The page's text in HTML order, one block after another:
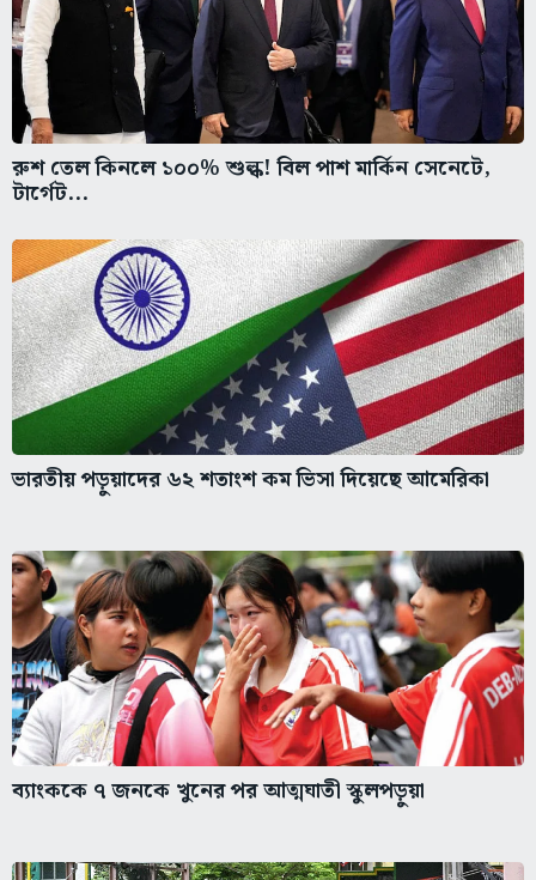
রুশ তেল কিনলে ১০০% শুল্ক! বিল পাশ মার্কিন সেনেটে,
টার্গেট...
ভারতীয় পড়ুয়াদের ৬২ শতাংশ কম ভিসা দিয়েছে আমেরিকা
ব্যাংককে ৭ জনকে খুনের পর আত্মঘাতী স্কুলপড়ুয়া